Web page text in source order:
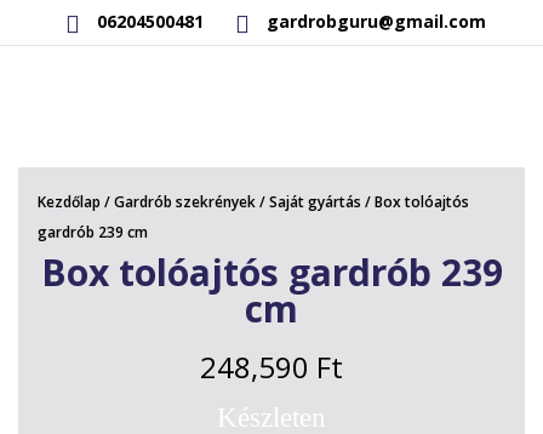
06204500481 gardrobguru@gmail.com
RAKTÁRON LÉVŐ TERMÉKEK
SAJÁT GYÁRTÁSÚ TERMÉKEK
KAPCSOLAT
Kezdőlap /Gardrób szekrények/Saját gyártás / Box tolóajtós
gardrób 239 cm
Box tolóajtós gardrób 239
cm
248,590 Ft
Készleten